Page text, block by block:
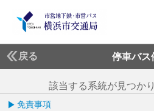
戻る 停車バス
該当する系統が見つか
免責事項